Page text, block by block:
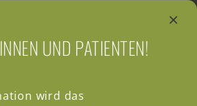
| 27. Mai, 2021UND PATIENTEN!
wird das